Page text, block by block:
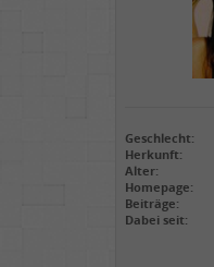
Geschlecht:
Herkunft:
Alter:
Homepage:
Beiträge:
Dabei seit: